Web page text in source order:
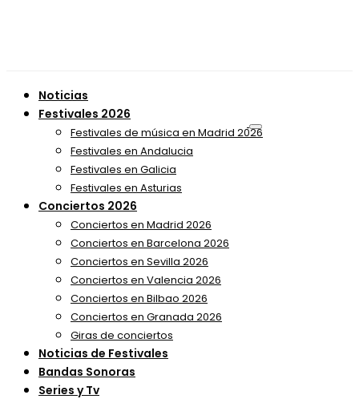
Noticias
Festivales 2026
Festivales de música en Madrid 2026
Festivales en Andalucia
Festivales en Galicia
Festivales en Asturias
Conciertos 2026
Conciertos en Madrid 2026
Conciertos en Barcelona 2026
Conciertos en Sevilla 2026
Conciertos en Valencia 2026
Conciertos en Bilbao 2026
Conciertos en Granada 2026
Giras de conciertos
Noticias de Festivales
Bandas Sonoras
Series y Tv